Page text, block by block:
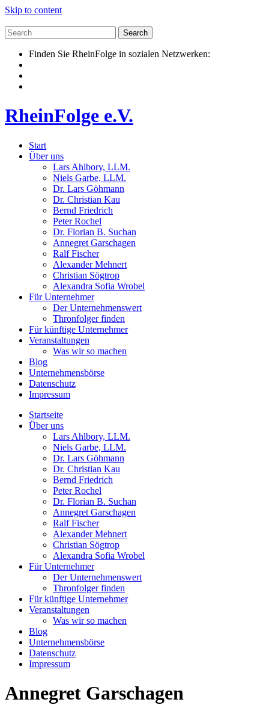
Skip to content
Finden Sie RheinFolge in sozialen Netzwerken:
RheinFolge e.V.
Start
Über uns
Lars Ahlbory, LLM.
Niels Garbe, LLM.
Dr. Lars Göhmann
Dr. Christian Kau
Bernd Friedrich
Peter Rochel
Dr. Florian B. Suchan
Annegret Garschagen
Ralf Fischer
Alexander Mehnert
Christian Sögtrop
Alexandra Sofia Wrobel
Für Unternehmer
Der Unternehmenswert
Thronfolger finden
Für künftige Unternehmer
Veranstaltungen
Was wir so machen
Blog
Unternehmensbörse
Datenschutz
Impressum
Startseite
Über uns
Lars Ahlbory, LLM.
Niels Garbe, LLM.
Dr. Lars Göhmann
Dr. Christian Kau
Bernd Friedrich
Peter Rochel
Dr. Florian B. Suchan
Annegret Garschagen
Ralf Fischer
Alexander Mehnert
Christian Sögtrop
Alexandra Sofia Wrobel
Für Unternehmer
Der Unternehmenswert
Thronfolger finden
Für künftige Unternehmer
Veranstaltungen
Was wir so machen
Blog
Unternehmensbörse
Datenschutz
Impressum
Annegret Garschagen